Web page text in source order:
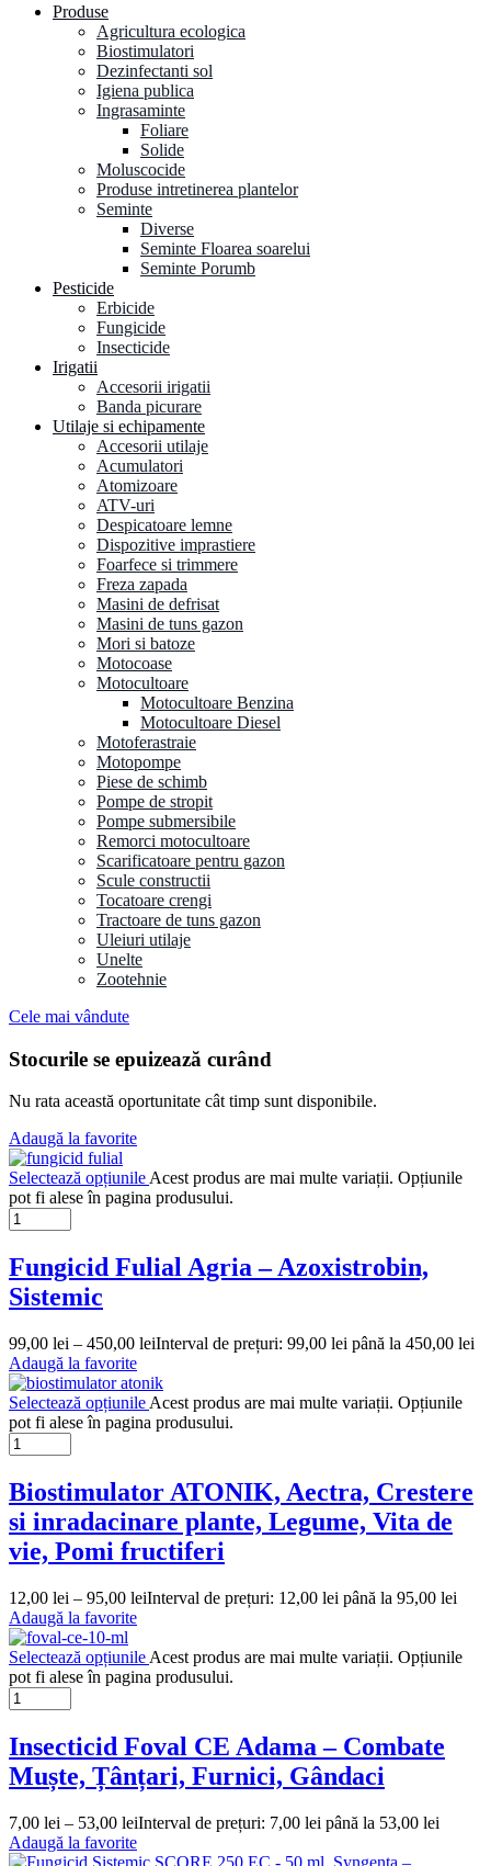
Produse
Agricultura ecologica
Biostimulatori
Dezinfectanti sol
Igiena publica
Ingrasaminte
Foliare
Solide
Moluscocide
Produse intretinerea plantelor
Seminte
Diverse
Seminte Floarea soarelui
Seminte Porumb
Pesticide
Erbicide
Fungicide
Insecticide
Irigatii
Accesorii irigatii
Banda picurare
Utilaje si echipamente
Accesorii utilaje
Acumulatori
Atomizoare
ATV-uri
Despicatoare lemne
Dispozitive imprastiere
Foarfece si trimmere
Freza zapada
Masini de defrisat
Masini de tuns gazon
Mori si batoze
Motocoase
Motocultoare
Motocultoare Benzina
Motocultoare Diesel
Motoferastraie
Motopompe
Piese de schimb
Pompe de stropit
Pompe submersibile
Remorci motocultoare
Scarificatoare pentru gazon
Scule constructii
Tocatoare crengi
Tractoare de tuns gazon
Uleiuri utilaje
Unelte
Zootehnie
Cele mai vândute
Stocurile se epuizează curând
Nu rata această oportunitate cât timp sunt disponibile.
Adaugă la favorite
Selectează opțiunile Acest produs are mai multe variații. Opțiunile
pot fi alese în pagina produsului.
Fungicid Fulial Agria – Azoxistrobin,
Sistemic
99,00 lei – 450,00 leiInterval de prețuri: 99,00 lei până la 450,00 lei
Adaugă la favorite
Selectează opțiunile Acest produs are mai multe variații. Opțiunile
pot fi alese în pagina produsului.
Biostimulator ATONIK, Aectra, Crestere
si inradacinare plante, Legume, Vita de
vie, Pomi fructiferi
12,00 lei – 95,00 leiInterval de prețuri: 12,00 lei până la 95,00 lei
Adaugă la favorite
Selectează opțiunile Acest produs are mai multe variații. Opțiunile
pot fi alese în pagina produsului.
Insecticid Foval CE Adama – Combate
Muște, Țânțari, Furnici, Gândaci
7,00 lei – 53,00 leiInterval de prețuri: 7,00 lei până la 53,00 lei
Adaugă la favorite